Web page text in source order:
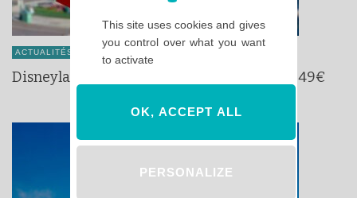
ACTUALITÉS
Disneyland Paris lance un billet Bon Plan à 49€
This site uses cookies and gives
you control over what you want
to activate
OK, ACCEPT ALL
PERSONALIZE